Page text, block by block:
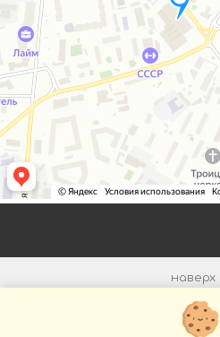
наверх